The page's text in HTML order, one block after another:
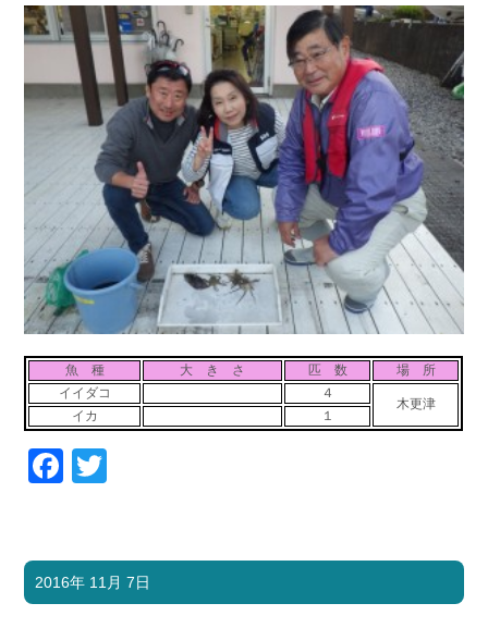
魚 種 大 き さ 匹 数
場 所
イイダコ
４
木更津
イカ １
Facebook
2016年 11月 7日